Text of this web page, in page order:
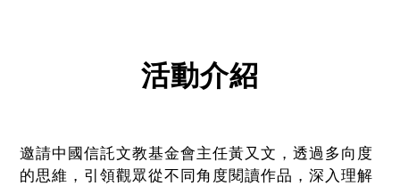
活動介紹
邀請中國信託文教基金會主任黃又文，透過多向度
的思維，引領觀眾從不同角度閱讀作品，深入理解